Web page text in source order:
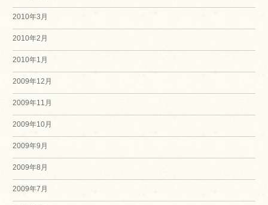
2010年3月
2010年2月
2010年1月
2009年12月
2009年11月
2009年10月
2009年9月
2009年8月
2009年7月